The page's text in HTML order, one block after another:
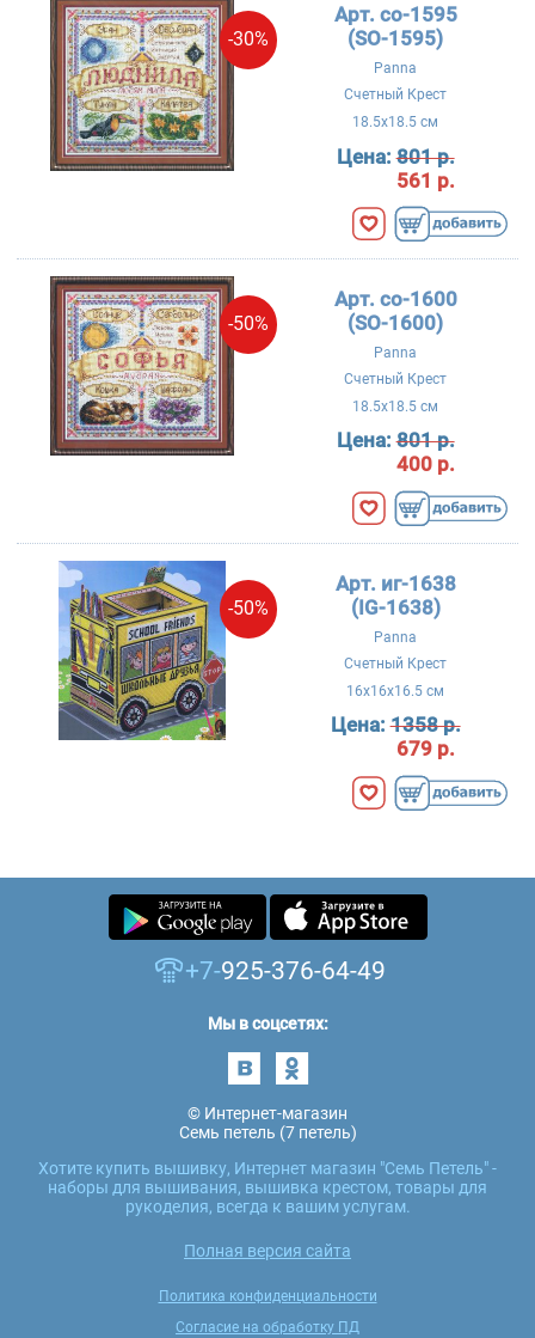
-30%
Арт. со-1595
(SO-1595)
Panna
Счетный Крест
18.5x18.5 см
Цена:801 р.
561 р.
-50%
Арт. со-1600
(SO-1600)
Panna
Счетный Крест
18.5x18.5 см
Цена:801 р.
400 р.
-50%
Арт. иг-1638
(IG-1638)
Panna
Счетный Крест
16x16x16.5 см
Цена:1358 р.
679 р.
+7-925-376-64-49
Мы в соцсетях:
© Интернет-магазин
Семь петель (7 петель)
Хотите купить вышивку, Интернет магазин "Семь Петель" -
наборы для вышивания, вышивка крестом, товары для
рукоделия, всегда к вашим услугам.
Полная версия сайта
Политика конфиденциальности
Согласие на обработку ПД